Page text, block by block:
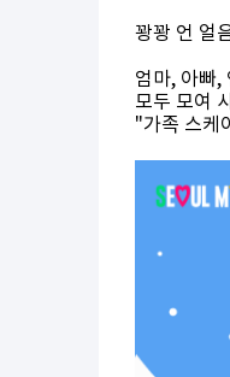
꽝꽝 언 얼
엄마, 아빠,
모두 모여
"가족 스케